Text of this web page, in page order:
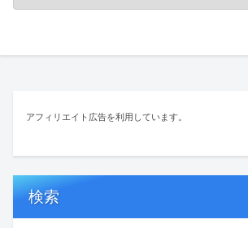
アフィリエイト広告を利用しています。
検索